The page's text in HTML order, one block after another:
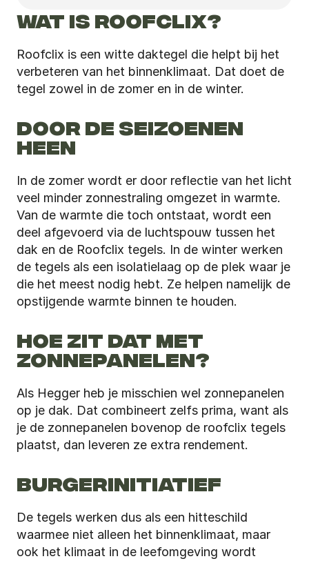
WAT IS ROOFCLIX?
Roofclix is een witte daktegel die helpt bij het
verbeteren van het binnenklimaat. Dat doet de
tegel zowel in de zomer en in de winter.
DOOR DE SEIZOENEN
HEEN
In de zomer wordt er door reflectie van het licht
veel minder zonnestraling omgezet in warmte.
Van de warmte die toch ontstaat, wordt een
deel afgevoerd via de luchtspouw tussen het
dak en de Roofclix tegels. In de winter werken
de tegels als een isolatielaag op de plek waar je
die het meest nodig hebt. Ze helpen namelijk de
opstijgende warmte binnen te houden.
HOE ZIT DAT MET
ZONNEPANELEN?
Als Hegger heb je misschien wel zonnepanelen
op je dak. Dat combineert zelfs prima, want als
je de zonnepanelen bovenop de roofclix tegels
plaatst, dan leveren ze extra rendement.
BURGERINITIATIEF
De tegels werken dus als een hitteschild
waarmee niet alleen het binnenklimaat, maar
ook het klimaat in de leefomgeving wordt